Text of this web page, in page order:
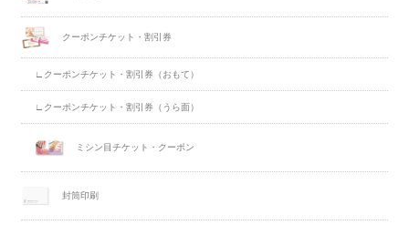
クーポンチケット・割引券
∟クーポンチケット・割引券（おもて）
∟クーポンチケット・割引券（うら面）
ミシン目チケット・クーポン
封筒印刷